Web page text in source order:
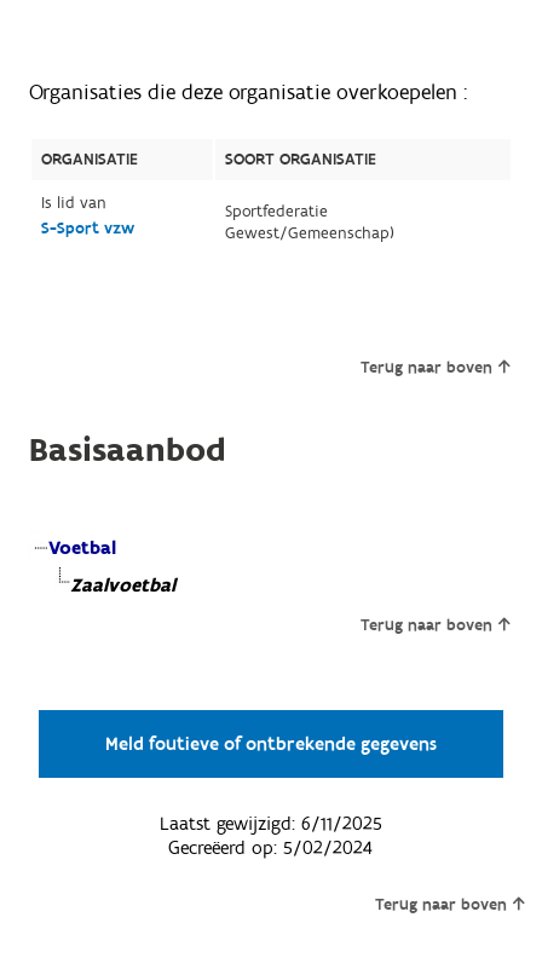
Organisaties die deze organisatie overkoepelen :
ORGANISATIE
SOORT ORGANISATIE
Is lid van
S-Sport vzw
Sportfederatie
Gewest/Gemeenschap)
Terug naar boven
Basisaanbod
Voetbal
Zaalvoetbal
Terug naar boven
Meld foutieve of ontbrekende gegevens
Laatst gewijzigd: 6/11/2025
Gecreëerd op:5/02/2024
Terug naar boven